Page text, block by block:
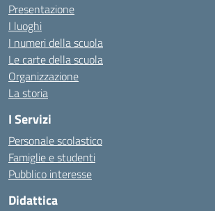
Presentazione
I luoghi
I numeri della scuola
Le carte della scuola
Organizzazione
La storia
I Servizi
Personale scolastico
Famiglie e studenti
Pubblico interesse
Didattica